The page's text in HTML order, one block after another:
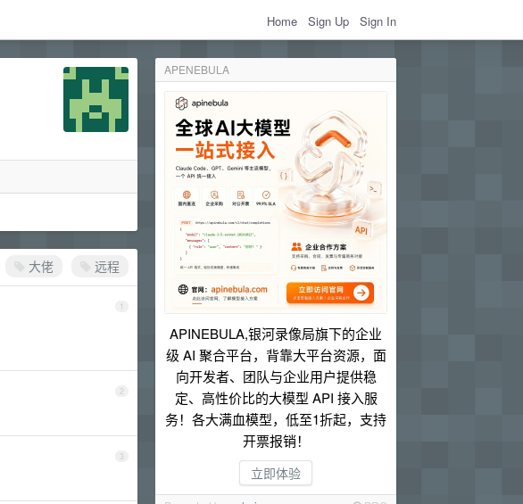
Home Sign Up Sign In
APENEBULA
APINEBULA,银河录像局旗下的企业
级 AI 聚合平台，背靠大平台资源，面
向开发者、团队与企业用户提供稳
定、高性价比的大模型 API 接入服
务！各大满血模型，低至1折起，支持
开票报销！
立即体验
大佬 远程
1
2
3